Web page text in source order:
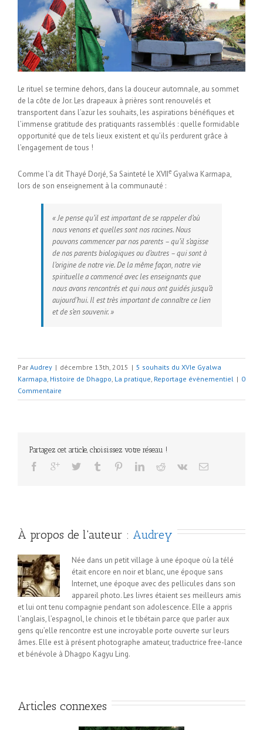
Le rituel se termine dehors, dans la douceur automnale, au sommet
de la côte de Jor. Les drapeaux à prières sont renouvelés et
transportent dans l’azur les souhaits, les aspirations bénéfiques et
l’immense gratitude des pratiquants rassemblés : quelle formidable
opportunité que de tels lieux existent et qu’ils perdurent grâce à
l’engagement de tous !
Comme l’a dit Thayé Dorjé, Sa Sainteté le XVIIe Gyalwa Karmapa,
lors de son enseignement à la communauté :
« Je pense qu’il est important de se rappeler d’où
nous venons et quelles sont nos racines. Nous
pouvons commencer par nos parents – qu’il s’agisse
de nos parents biologiques ou d’autres – qui sont à
l’origine de notre vie. De la même façon, notre vie
spirituelle a commencé avec les enseignants que
nous avons rencontrés et qui nous ont guidés jusqu’à
aujourd’hui. Il est très important de connaître ce lien
et de s’en souvenir. »
Par Audrey | décembre 13th, 2015 | 5 souhaits du XVIe Gyalwa
Karmapa, Histoire de Dhagpo, La pratique, Reportage évènementiel | 0
Commentaire
Partagez cet article, choisissez votre réseau !
À propos de l'auteur : Audrey
Née dans un petit village à une époque où la télé
était encore en noir et blanc, une époque sans
Internet, une époque avec des pellicules dans son
appareil photo. Les livres étaient ses meilleurs amis
et lui ont tenu compagnie pendant son adolescence. Elle a appris
l’anglais, l’espagnol, le chinois et le tibétain parce que parler aux
gens qu’elle rencontre est une incroyable porte ouverte sur leurs
âmes. Elle est à présent photographe amateur, traductrice free-lance
et bénévole à Dhagpo Kagyu Ling.
Articles connexes